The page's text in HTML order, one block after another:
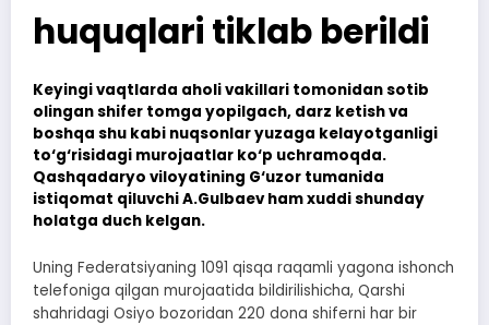
huquqlari tiklab berildi
Keyingi vaqtlarda aholi vakillari tomonidan sotib
olingan shifer tomga yopilgach, darz ketish va
boshqa shu kabi nuqsonlar yuzaga kelayotganligi
to‘g‘risidagi murojaatlar ko‘p uchramoqda.
Qashqadaryo viloyatining G‘uzor tumanida
istiqomat qiluvchi A.Gulbaev ham xuddi shunday
holatga duch kelgan.
Uning Federatsiyaning 1091 qisqa raqamli yagona ishonch
telefoniga qilgan murojaatida bildirilishicha, Qarshi
shahridagi Osiyo bozoridan 220 dona shiferni har bir